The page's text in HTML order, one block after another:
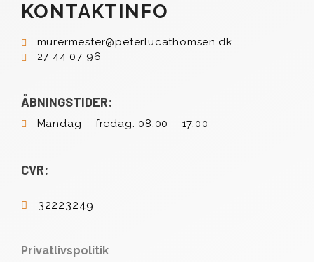
KONTAKTINFO
murermester@peterlucathomsen.dk
27 44 07 96
ÅBNINGSTIDER:
Mandag – fredag: 08.00 – 17.00
CVR:
32223249
Privatlivspolitik